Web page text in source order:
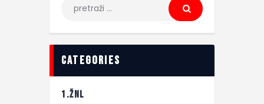
categories
1.ŽNL